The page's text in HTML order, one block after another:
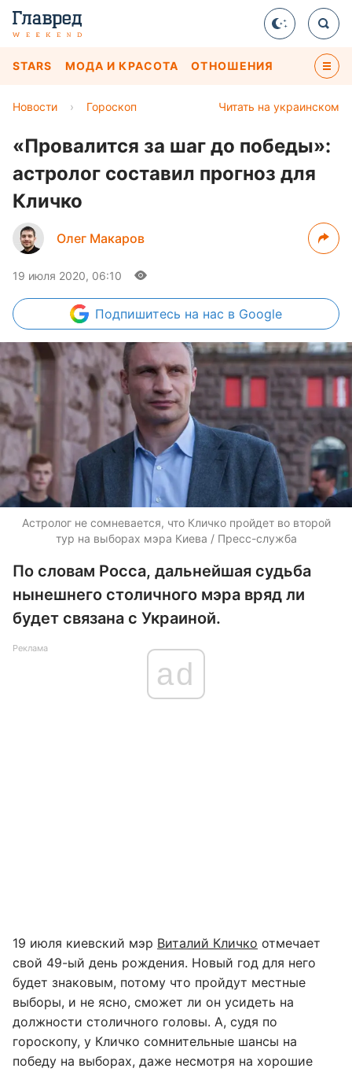
STARS МОДА И КРАСОТА ОТНОШЕНИЯ
Читать на украинском
Новости › Гороскоп
«Провалится за шаг до победы»:
астролог составил прогноз для
Кличко
Олег Макаров
19 июля 2020, 06:10
Подпишитесь на нас в Google
Астролог не сомневается, что Кличко пройдет во второй
тур на выборах мэра Киева / Пресс-служба
По словам Росса, дальнейшая судьба
нынешнего столичного мэра вряд ли
будет связана с Украиной.
Реклама
ad
19 июля киевский мэр Виталий Кличко отмечает
свой 49-ый день рождения. Новый год для него
будет знаковым, потому что пройдут местные
выборы, и не ясно, сможет ли он усидеть на
должности столичного головы. А, судя по
гороскопу, у Кличко сомнительные шансы на
победу на выборах, даже несмотря на хорошие